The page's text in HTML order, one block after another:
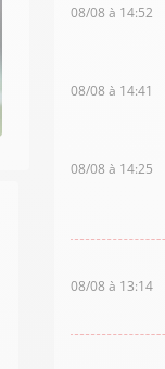
08/08 à 14:52
08/08 à 14:41
08/08 à 14:25
08/08 à 13:14